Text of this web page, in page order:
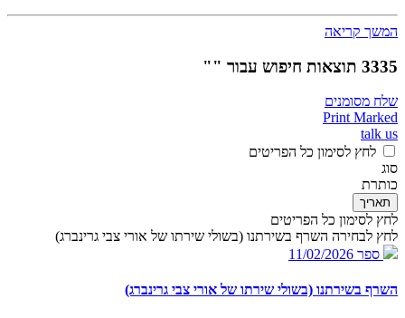
המשך קריאה
3335 תוצאות חיפוש עבור ""
שלח מסומנים
Print Marked
talk us
לחץ לסימון כל הפריטים
סוג
כותרת
תאריך
לחץ לסימון כל הפריטים
לחץ לבחירה השרף בשירתנו (בשולי שירתו של אורי צבי גרינברג)
ספר 11/02/2026
השרף בשירתנו (בשולי שירתו של אורי צבי גרינברג)